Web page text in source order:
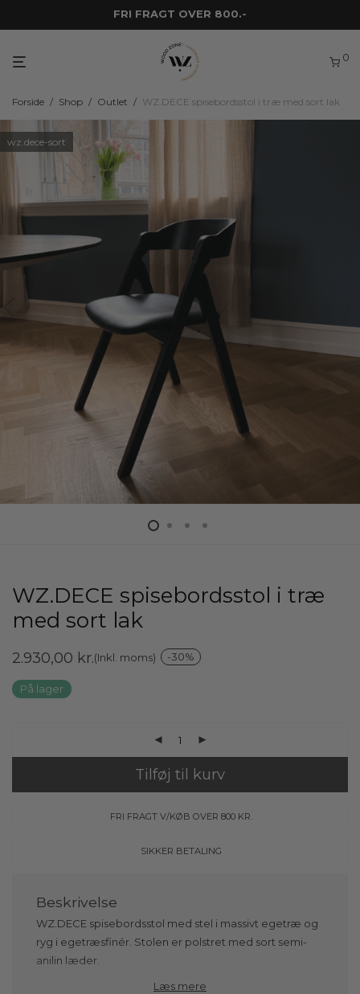
FRI FRAGT OVER 800.-
0
Forside / Shop / Outlet / WZ.DECE spisebordsstol i træ med sort lak
wz.dece-sort
WZ.DECE spisebordsstol i træ
med sort lak
2.930,00 kr.(Inkl. moms) -30%
På lager
Tilføj til kurv
FRI FRAGT V/KØB OVER 800 KR.
SIKKER BETALING
WZ.DECE spisebordsstol med stel i massivt egetræ og
ryg i egetræsfinér. Stolen er polstret med sort semi-
anilin læder.
Læs mere